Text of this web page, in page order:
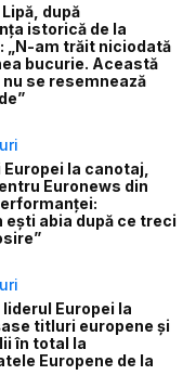
după
istorică de la
„N-am trăit niciodată
bucurie. Această
se resemnează
la canotaj,
Euronews din
ești abia după ce treci
Europei la
titluri europene și
în total la
Europene de la